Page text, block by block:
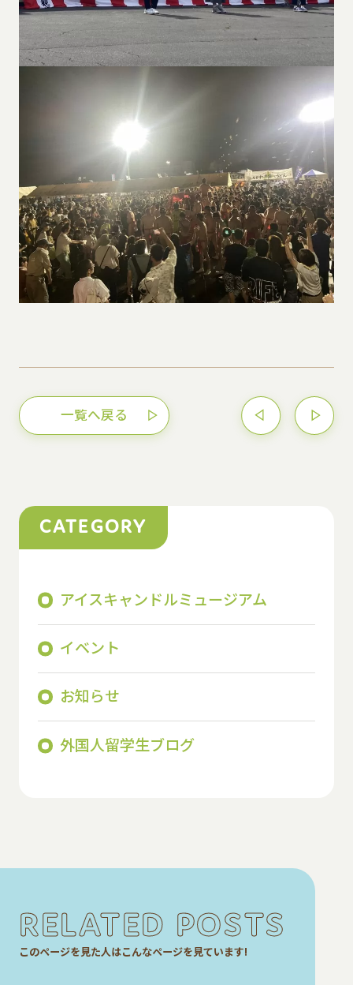
CATEGORY
アイスキャンドルミュージアム
イベント
お知らせ
外国人留学生ブログ
一覧へ戻る
RELATED POSTS
このページを見た人はこんなページを見ています!